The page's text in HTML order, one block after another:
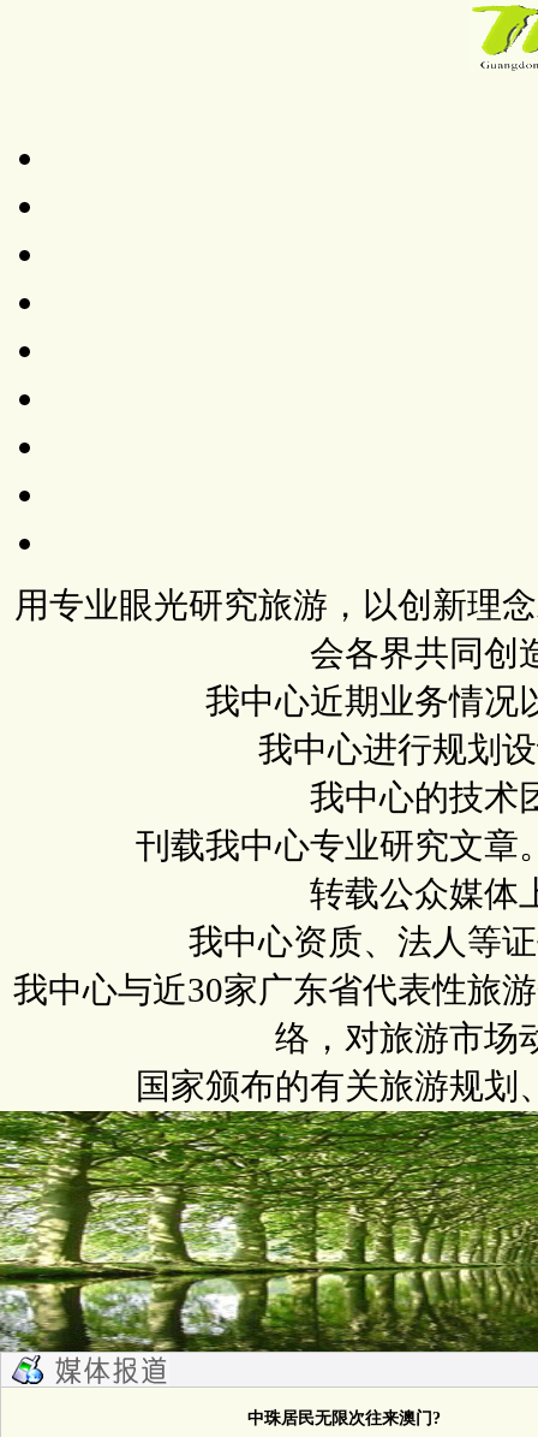
用专业眼光研究旅游，以创新理
会各界共同创
我中心近期业务情况
我中心进行规划
我中心的技术
刊载我中心专业研究文章
转载公众媒体
我中心资质、法人等
我中心与近30家广东省代表性旅
络，对旅游市场
国家颁布的有关旅游规划
中珠居民无限次往来澳门?